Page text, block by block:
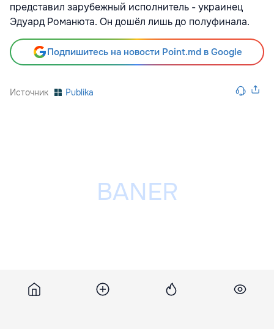
представил зарубежный исполнитель - украинец
Эдуард Романюта. Он дошёл лишь до полуфинала.
Подпишитесь на новости Point.md в Google
Источник Publika